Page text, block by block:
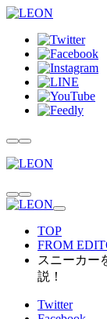
TOP
FROM
スニーカー
説！
Twitter